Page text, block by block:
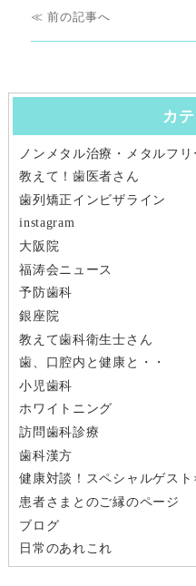
投
稿
ナ
ゲ
ー
シ
ョ
ン
前
前
投
カ
ノンメタル治療・メタルフ
教えて！歯医者さん
歯列矯正インビザライン
instagram
大阪院
福涛会ニュース
予防歯科
銀座院
教えて歯科衛生士さん
歯、口腔内と健康と・・
小児歯科
ホワイトニング
訪問歯科診療
歯科漢方
健康対談！スペシャルゲス
患者さまとのご縁のページ
ブログ
日常のあれこれ